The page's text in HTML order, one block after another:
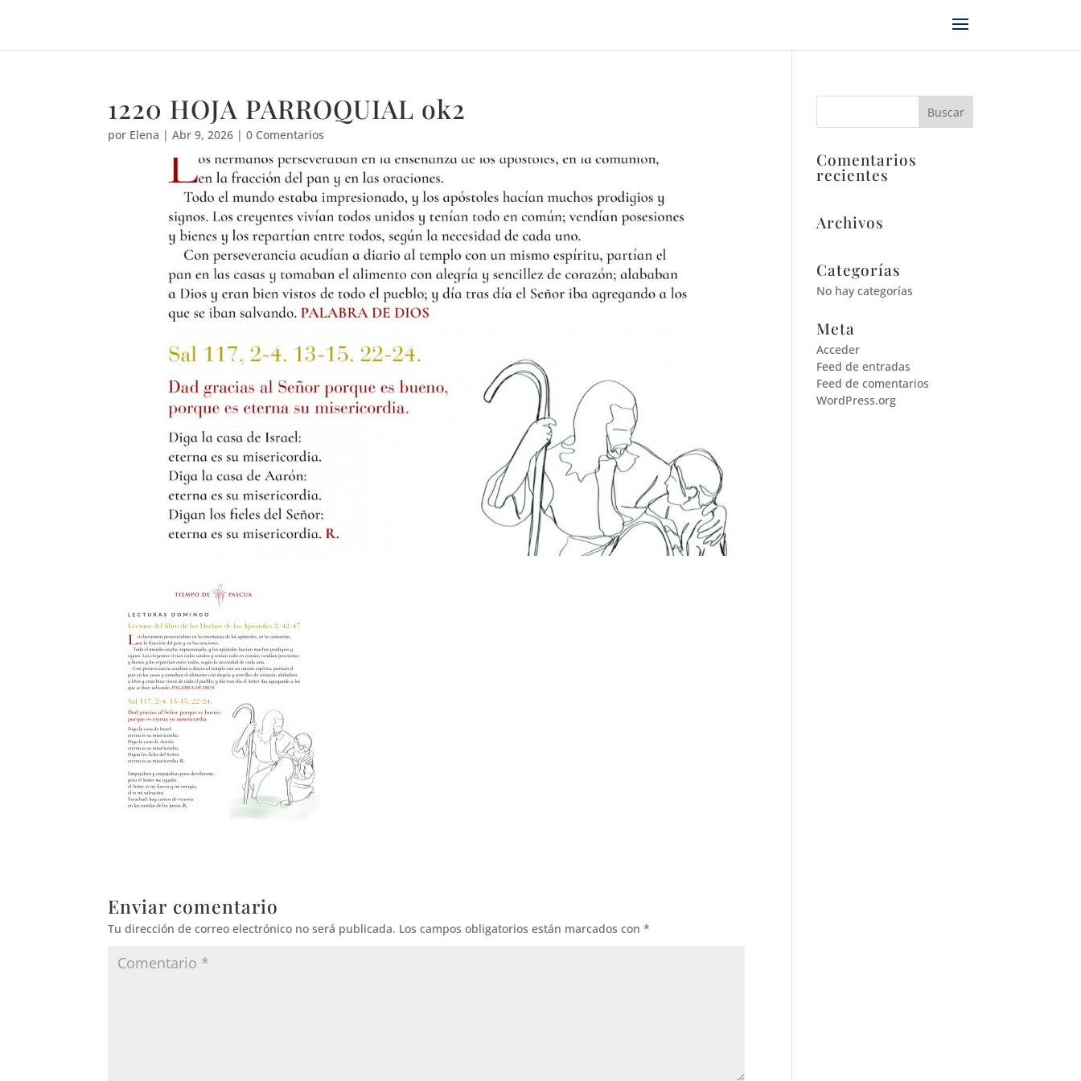
1220 HOJA PARROQUIAL ok2
por Elena |Abr 9, 2026 |0 Comentarios
Enviar comentario
Tu dirección de correo electrónico no será publicada. Los campos obligatorios están marcados con*
Comentarios
recientes
Archivos
Categorías
No hay categorías
Meta
Acceder
Feed de entradas
Feed de comentarios
WordPress.org